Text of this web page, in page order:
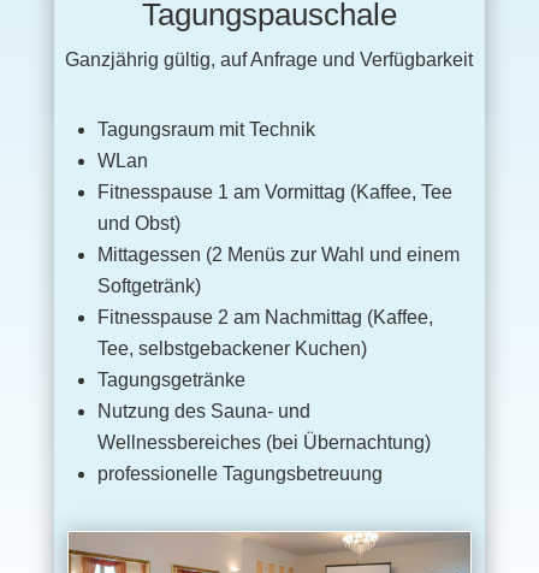
Tagungspauschale
Ganzjährig gültig, auf Anfrage und Verfügbarkeit
Tagungsraum mit Technik
WLan
Fitnesspause 1 am Vormittag (Kaffee, Tee
und Obst)
Mittagessen (2 Menüs zur Wahl und einem
Softgetränk)
Fitnesspause 2 am Nachmittag (Kaffee,
Tee, selbstgebackener Kuchen)
Tagungsgetränke
Nutzung des Sauna- und
Wellnessbereiches (bei Übernachtung)
professionelle Tagungsbetreuung